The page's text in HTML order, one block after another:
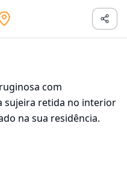
com
sujeira retida no interior
na sua residência.